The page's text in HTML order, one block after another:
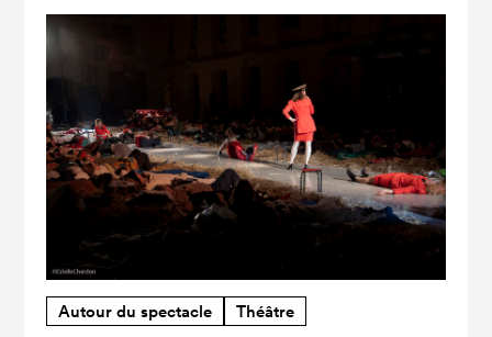
Autour du spectacle Théâtre